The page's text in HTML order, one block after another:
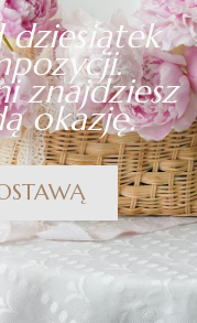
znajdziesz
okazję.